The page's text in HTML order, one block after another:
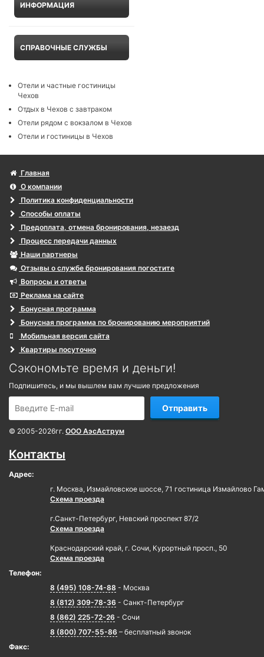
ИНФОРМАЦИЯ
СПРАВОЧНЫЕ СЛУЖБЫ
Отели и частные гостиницы
Чехов
Отдых в Чехов с завтраком
Отели рядом с вокзалом в Чехов
Отели и гостиницы в Чехов
Главная
О компании
Политика конфиденциальности
Способы оплаты
Предоплата, отмена бронирования, незаезд
Процесс передачи данных
Наши партнеры
Отзывы о службе бронирования погостите
Вопросы и ответы
Реклама на сайте
Бонусная программа
Бонусная программа по бронированию мероприятий
Мобильная версия сайта
Квартиры посуточно
Сэкономьте время и деньги!
Подпишитесь, и мы вышлем вам лучшие предложения
Отправить
© 2005-2026гг. ООО АэсАструм
Контакты
Адрес:
г. Москва, Измайловское шоссе, 71 гостиница Измайлово
Схема проезда
г.Санкт-Петербург, Невский проспект 87/2
Схема проезда
Краснодарский край, г. Сочи, Курортный просп., 50
Схема проезда
Телефон:
8 (495) 108-74-88 - Москва
8 (812) 309-78-36 - Санкт-Петербург
8 (862) 225-72-26 - Сочи
8 (800) 707-55-86 – бесплатный звонок
Факс: